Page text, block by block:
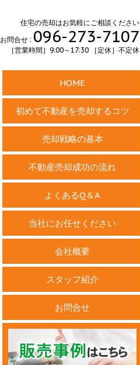
住宅の売却はお気軽にご相談ください
お問合せ : 096-273-7107
［営業時間］9:00～17:30 ［定休］不定休
HOME
初めて不動産を売却するコツ
売却戦略の基本
不動産売却成功の流れ
よくあるQ＆A
当社にお任せください
会社概要
スタッフ紹介
お問合せ